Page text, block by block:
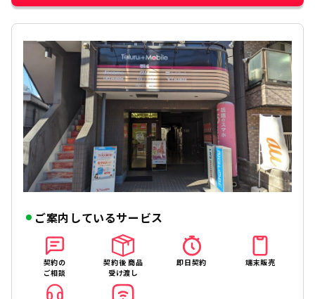
ご案内しているサービス
契約の
ご相談
契約後 商品
受け渡し
即日契約 端末販売